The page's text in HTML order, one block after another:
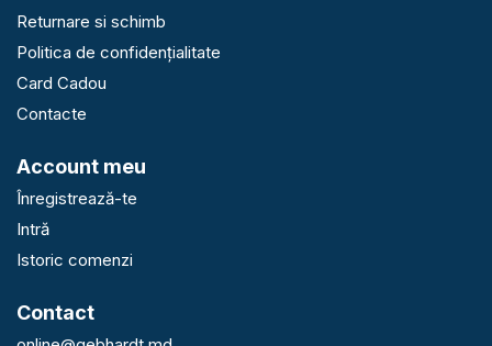
Returnare si schimb
Politica de confidențialitate
Card Cadou
Contacte
Account meu
Înregistrează-te
Intră
Istoric comenzi
Contact